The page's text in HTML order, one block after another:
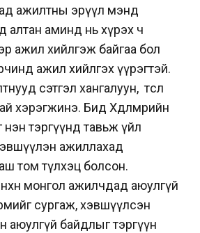
ажилтны эрүүл мэнд
алтан аминд нь хүрэх ч
ажил хийлгэж байгаа бол
ажил хийлгэх үүрэгтэй.
сэтгэл хангалуун, төсөл
хэрэгжинэ. Бид Хөдөлмөрийн
тэргүүнд тавьж үйл
ажиллахад
том түлхэц болсон.
монгол ажилчдад аюулгүй
сургаж, хэвшүүлсэн
аюулгүй байдлыг тэргүүн